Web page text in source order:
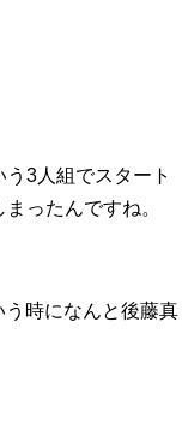
3人組でスタート
ったんですね。
時になんと後藤真